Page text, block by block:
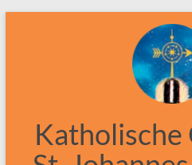
Katholische